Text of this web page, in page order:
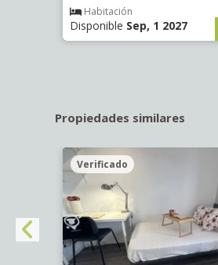
Habitación
Disponible Sep, 1 2027
Propiedades similares
Verificado